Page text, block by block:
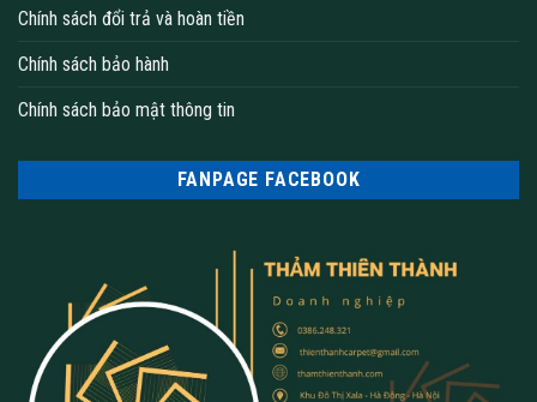
Chính sách đổi trả và hoàn tiền
Chính sách bảo hành
Chính sách bảo mật thông tin
FANPAGE FACEBOOK